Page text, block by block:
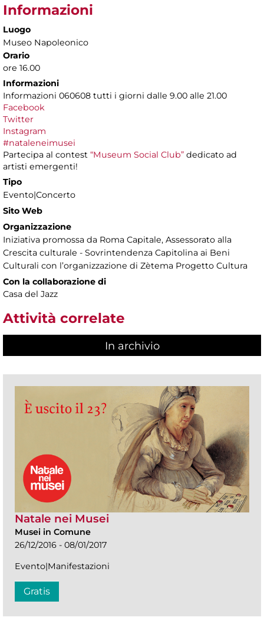
Informazioni
Luogo
Museo Napoleonico
Orario
ore 16.00
Informazioni
Informazioni 060608 tutti i giorni dalle 9.00 alle 21.00
Facebook
Twitter
Instagram
#nataleneimusei
Partecipa al contest “Museum Social Club” dedicato ad
artisti emergenti!
Tipo
Evento|Concerto
Sito Web
Organizzazione
Iniziativa promossa da Roma Capitale, Assessorato alla
Crescita culturale - Sovrintendenza Capitolina ai Beni
Culturali con l’organizzazione di Zètema Progetto Cultura
Con la collaborazione di
Casa del Jazz
Attività correlate
In archivio
Natale nei Musei
Musei in Comune
26/12/2016 - 08/01/2017
Evento|Manifestazioni
Gratis